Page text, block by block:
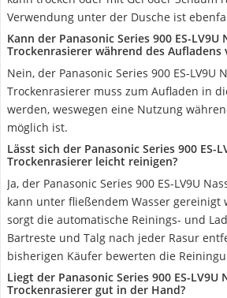
Verwendung unter der Dusche ist
Kann der Panasonic Series 900 ES-LV9U
Trockenrasierer während des Aufladens
Nein, der Panasonic Series 900 ES-LV9U
Trockenrasierer muss zum Aufladen in
werden, weswegen eine Nutzung
möglich ist.
Lässt sich der Panasonic Series 900 ES-
Trockenrasierer leicht reinigen?
Ja, der Panasonic Series 900 ES-LV9U
kann unter fließendem Wasser gereinigt
sorgt die automatische Reinings- und
Bartreste und Talg nach jeder Rasur
bisherigen Käufer bewerten die
Liegt der Panasonic Series 900 ES-LV9U
Trockenrasierer gut in der Hand?